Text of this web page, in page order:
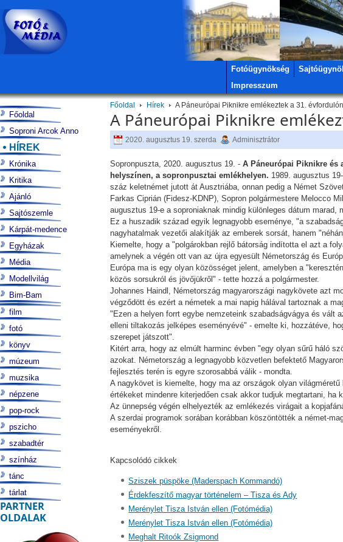
Fotóügynökség
Impresszum
Főoldal Hírek A Páneurópai Piknikre emlékeztek a 31.
A Páneurópai Piknikre
2020. augusztus 19. szerda Adminisztrátor
Sopronpuszta, 2020. augusztus 19. -A Páneurópai Piknikre és
helyszínen, a sopronpusztai emlékhelyen. 1989. augusztus
száz keletnémet jutott át Ausztriába, onnan pedig a Német
Farkas Ciprián (Fidesz-KDNP), Sopron polgármestere Melocco
augusztus 19-e a soproniaknak mindig különleges dátum
Ez a huszadik század egyik legnagyobb eseménye, "a
nagyhatalmak vezetői alakítják az emberek sorsát, hanem
Kiemelte, hogy a "polgárokban rejlő bátorság indította el azt a
amelynek a végén ott van az újra egyesült Németország és
Európa ma is egy olyan közösséget jelent, amelyben a
közös sorsukról és jövőjükről" - tette hozzá a polgármester.
Johannes Haindl, Németország magyarországi nagykövete azt
végződött és ezért a németek a mai napig hálával tartoznak a
"Ezen a helyen forrt egybe nemzeteink szabadságvágya és vált
elleni tiltakozás jelképes eseményévé" - emelte ki, hozzátéve,
szerepet játszott".
Kitért arra, hogy az elmúlt harminc évben "egy olyan sűrű háló
azokat. Németország a legnagyobb közvetlen befektető
fejlesztés terén is egyre szorosabbá válik - mondta.
A nagykövet is kiemelte, hogy ma az országok olyan
értékeket mindenre kiterjedően csak akkor tudjuk megtartani,
Az ünnepség végén elhelyezték az emlékezés virágait a
A szerdai programok sorában korábban köszöntötték a német-
eseményekről.
Kapcsolódó cikkek
Sziszek püspöke (Maderspach Kommandó)
Érdekfeszítő magyar történelem – Tisza és Ady
Merénylet Tisza István ellen (Fotómédia)
Merénylet Tisza István ellen (Fotómédia)
Meghalt Ritoók Zsigmond
Főoldal
Soproni Arcok Anno
HÍREK
Krónika
Kritika
Ajánló
Sajtószemle
Kárpát-medence
Egyházak
Média
Modellvilág
Bim-Bam
film
fotó
könyv
múzeum
muzsika
népzene
pop-rock
pszicho
szabadtér
színház
tánc
tárlat
PARTNER
OLDALAK